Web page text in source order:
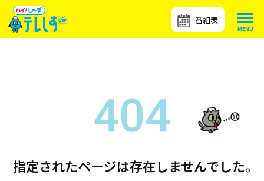
番組表
指定されたページは存在しませんでした。